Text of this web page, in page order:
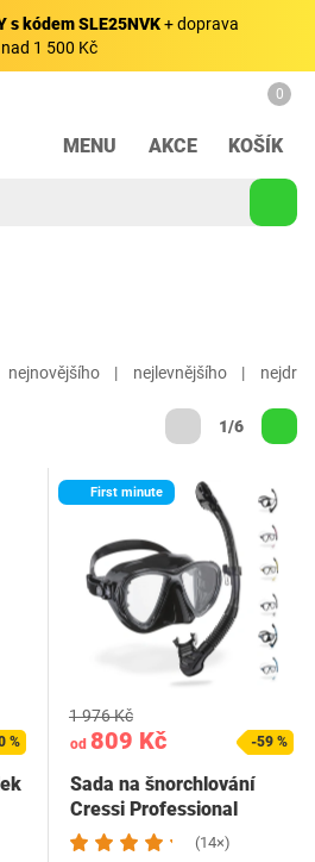
s kódem SLE25NVK+ doprava
1 500 Kč
MENU AKCE
0
KOŠÍK
nejnovějšího nejlevnějšího
1/6
%
First minute
od 809 Kč
1 976 Kč
-59 %
Sada na šnorchlování
Cressi Professional
(14×)